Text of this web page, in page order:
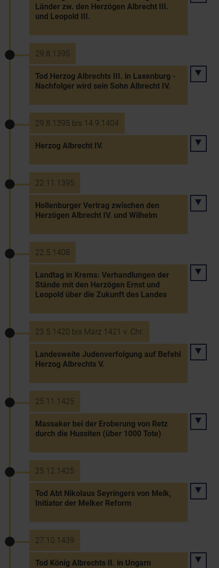
Länder zw. den Herzögen Albrecht III.
und Leopold III.
29.8.1395
Tod Herzog Albrechts III. in Laxenburg -
Nachfolger wird sein Sohn Albrecht IV.
29.8.1395 bis 14.9.1404
Herzog Albrecht IV.
22.11.1395
Hollenburger Vertrag zwischen den
Herzögen Albrecht IV. und Wilhelm
22.5.1408
Landtag in Krems: Verhandlungen der
Stände mit den Herzögen Ernst und
Leopold über die Zukunft des Landes
23.5.1420 bis März 1421 v. Chr.
Landesweite Judenverfolgung auf Befehl
Herzog Albrechts V.
25.11.1425
Massaker bei der Eroberung von Retz
durch die Hussiten (über 1000 Tote)
25.12.1425
Tod Abt Nikolaus Seyringers von Melk,
Initiator der Melker Reform
27.10.1439
Tod König Albrechts II. in Ungarn